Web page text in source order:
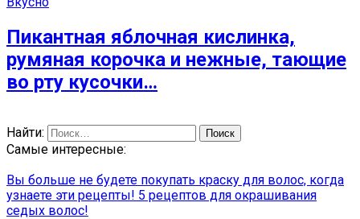
Пикантная яблочная кислинка,
румяная корочка и нежные, тающие
во рту кусочки…
Найти:
Самые интересные:
Вы больше не будете покупать краску для волос, когда
узнаете эти рецепты! 5 рецептов для окрашивания
седых волос!